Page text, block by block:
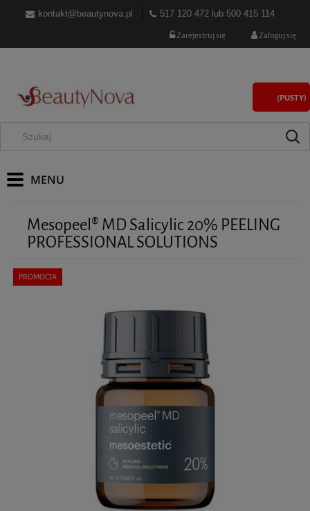
kontakt@beautynova.pl 517 120 472 lub 500 415 114
Zarejestruj się Zaloguj się
(PUSTY)
Mesopeel® MD Salicylic 20% PEELING
PROFESSIONAL SOLUTIONS
PROMOCJA